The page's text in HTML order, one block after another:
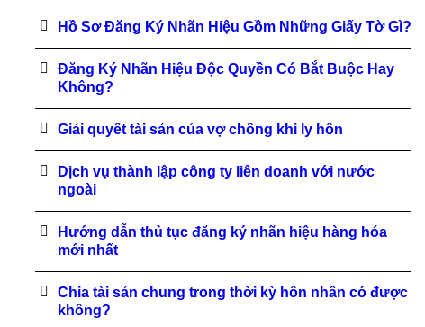
Hồ Sơ Đăng Ký Nhãn Hiệu Gồm Những Giấy Tờ Gì?
Đăng Ký Nhãn Hiệu Độc Quyền Có Bắt Buộc Hay
Không?
Giải quyết tài sản của vợ chồng khi ly hôn
Dịch vụ thành lập công ty liên doanh với nước
ngoài
Hướng dẫn thủ tục đăng ký nhãn hiệu hàng hóa
mới nhất
Chia tài sản chung trong thời kỳ hôn nhân có được
không?